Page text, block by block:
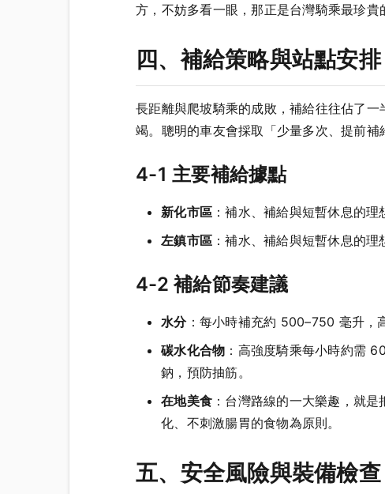
方，不妨多看一眼，那正是台灣騎乘最珍貴
四、補給策略與站點安排
長距離與爬坡騎乘的成敗，補給往往佔了
竭。聰明的車友會採取「少量多次、提前補
4-1 主要補給據點
新化市區 ：補水、補給與短暫休息的理
左鎮市區 ：補水、補給與短暫休息的理
4-2 補給節奏建議
水分：每小時補充約 500–750 毫升，
碳水化合物 ：高強度騎乘每小時約需
鈉，預防抽筋。
在地美食 ：台灣路線的一大樂趣，就
化、不刺激腸胃的食物為原則。
五、安全風險與裝備檢查